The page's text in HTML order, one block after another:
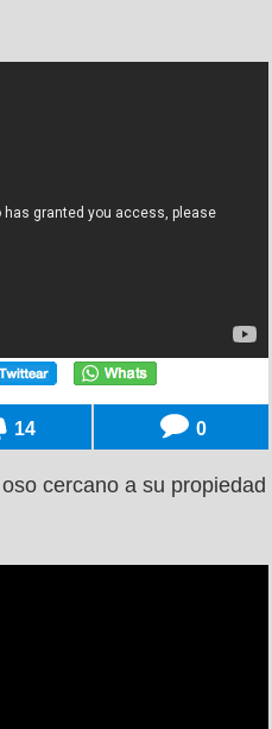
14 0
cercano a su propiedad